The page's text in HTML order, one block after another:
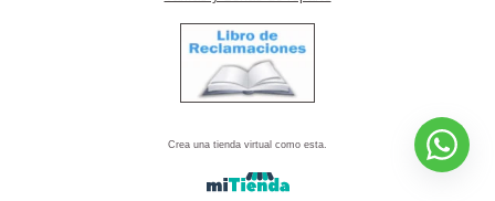
Crea una tienda virtual como esta.